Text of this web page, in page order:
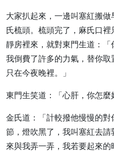
大家扒起來，一邊叫塞紅搬
氏梳頭。梳頭完了，麻氏口
靜房裡來，就對東門生道：「
我倒費了許多的力氣，替你
只在今夜晚裡。」
東門生笑道：「心肝，你怎麼
金氏道：「計較撥他慢慢的
節，燈吹黑了，我叫塞紅去
來與我弄一弄，我若要起來